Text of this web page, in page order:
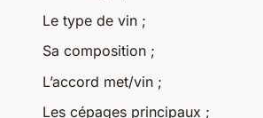
Le type de vin ;
Sa composition ;
L’accord met/vin ;
Les cépages principaux ;